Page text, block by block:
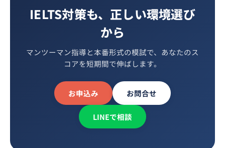
IELTS対策も、正しい環境選び
から
マンツーマン指導と本番形式の模試で、あなたのス
コアを短期間で伸ばします。
お申込み お問合せ
LINEで相談